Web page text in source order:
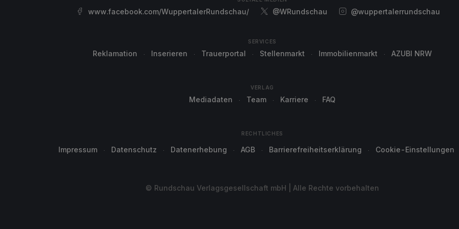
www.facebook.com/WuppertalerRundschau/ @WRundschau @wuppertalerrundschau
SERVICES
Reklamation Inserieren Trauerportal Stellenmarkt Immobilienmarkt AZUBI NRW
VERLAG
Mediadaten Team Karriere FAQ
RECHTLICHES
Impressum Datenschutz Datenerhebung AGB Barrierefreiheitserklärung Cookie-Einstellungen
© Rundschau Verlagsgesellschaft mbH | Alle Rechte vorbehalten